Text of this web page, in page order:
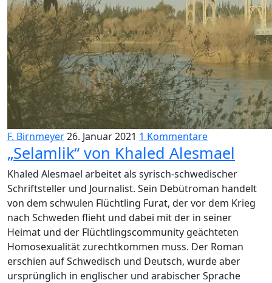
F. Birnmeyer26. Januar 2021 1 Kommentare
„Selamlik“ von Khaled Alesmael
Khaled Alesmael arbeitet als syrisch-schwedischer
Schriftsteller und Journalist. Sein Debütroman handelt
von dem schwulen Flüchtling Furat, der vor dem Krieg
nach Schweden flieht und dabei mit der in seiner
Heimat und der Flüchtlingscommunity geächteten
Homosexualität zurechtkommen muss. Der Roman
erschien auf Schwedisch und Deutsch, wurde aber
ursprünglich in englischer und arabischer Sprache